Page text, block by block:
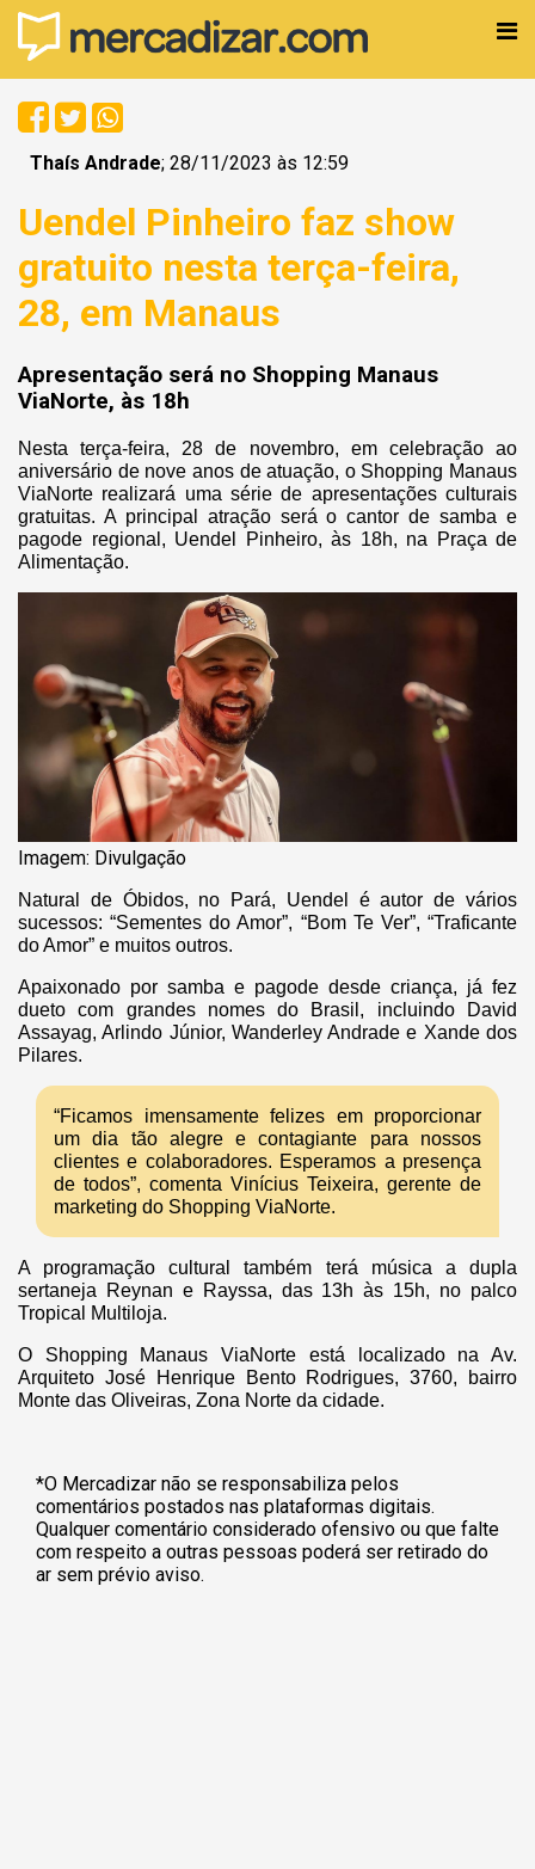
Thaís Andrade; 28/11/2023 às 12:59
Uendel Pinheiro faz show
gratuito nesta terça-feira,
28, em Manaus
Apresentação será no Shopping Manaus
ViaNorte, às 18h
Nesta terça-feira, 28 de novembro, em celebração ao
aniversário de nove anos de atuação, o Shopping Manaus
ViaNorte realizará uma série de apresentações culturais
gratuitas. A principal atração será o cantor de samba e
pagode regional, Uendel Pinheiro, às 18h, na Praça de
Alimentação.
Imagem: Divulgação
Natural de Óbidos, no Pará, Uendel é autor de vários
sucessos: “Sementes do Amor”, “Bom Te Ver”, “Traficante
do Amor” e muitos outros.
Apaixonado por samba e pagode desde criança, já fez
dueto com grandes nomes do Brasil, incluindo David
Assayag, Arlindo Júnior, Wanderley Andrade e Xande dos
Pilares.
“Ficamos imensamente felizes em proporcionar
um dia tão alegre e contagiante para nossos
clientes e colaboradores. Esperamos a presença
de todos”, comenta Vinícius Teixeira, gerente de
marketing do Shopping ViaNorte.
A programação cultural também terá música a dupla
sertaneja Reynan e Rayssa, das 13h às 15h, no palco
Tropical Multiloja.
O Shopping Manaus ViaNorte está localizado na Av.
Arquiteto José Henrique Bento Rodrigues, 3760, bairro
Monte das Oliveiras, Zona Norte da cidade.
*O Mercadizar não se responsabiliza pelos
comentários postados nas plataformas digitais.
Qualquer comentário considerado ofensivo ou que falte
com respeito a outras pessoas poderá ser retirado do
ar sem prévio aviso.